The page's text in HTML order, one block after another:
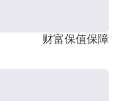
财富保值保障